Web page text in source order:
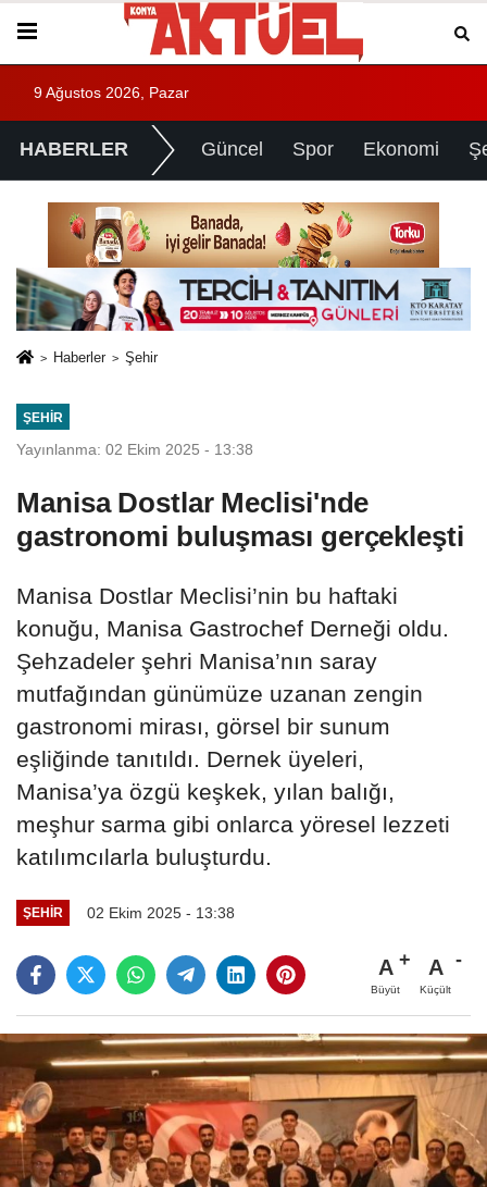
9 Ağustos 2026, Pazar
HABERLER Güncel Spor Ekonomi
Haberler Şehir
ŞEHIR
Yayınlanma: 02 Ekim 2025 - 13:38
Manisa Dostlar Meclisi'nde
gastronomi buluşması gerçekleşti
Manisa Dostlar Meclisi’nin bu haftaki
konuğu, Manisa Gastrochef Derneği oldu.
Şehzadeler şehri Manisa’nın saray
mutfağından günümüze uzanan zengin
gastronomi mirası, görsel bir sunum
eşliğinde tanıtıldı. Dernek üyeleri,
Manisa’ya özgü keşkek, yılan balığı,
meşhur sarma gibi onlarca yöresel lezzeti
katılımcılarla buluşturdu.
ŞEHIR 02 Ekim 2025 - 13:38
A
Büyüt
A
Küçült